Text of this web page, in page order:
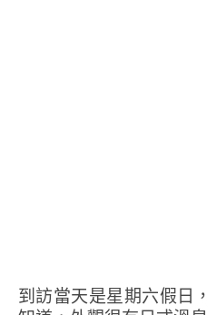
到訪當天是星期六假日